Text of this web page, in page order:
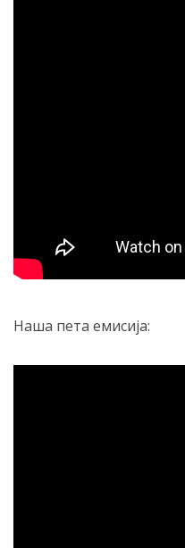
Наша пета емисија: